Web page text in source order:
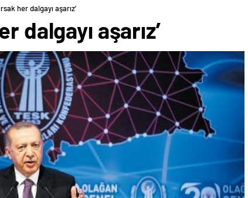
her dalgayı aşarız’
dalgayı aşarız’